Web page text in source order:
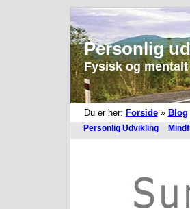
Personlig
Fysisk og
Du er her: Forside» Blog
Personlig Udvikling